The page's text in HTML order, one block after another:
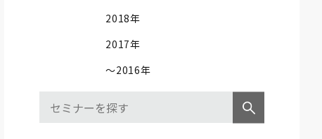
2018年
2017年
～2016年